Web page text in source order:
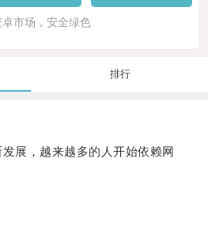
卓市场，安全绿色
排行
，越来越多的人开始依赖网